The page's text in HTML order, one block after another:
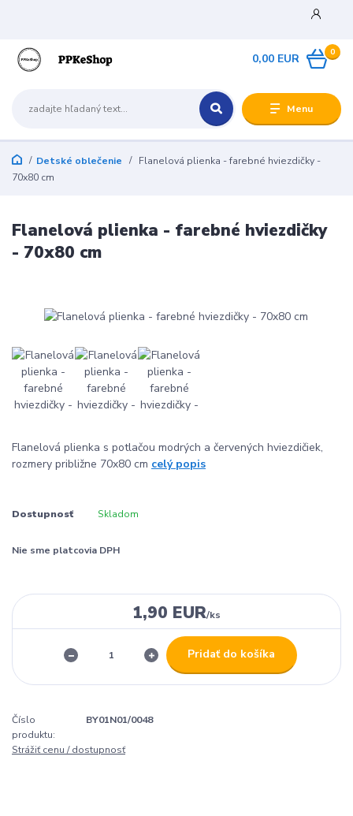
Menu
0
0,00 EUR
Detské oblečenie
Flanelová plienka - farebné hviezdičky -
70x80 cm
Flanelová plienka - farebné hviezdičky
- 70x80 cm
Flanelová plienka s potlačou modrých a červených hviezdičiek,
rozmery približne 70x80 cm celý popis
Dostupnosť Skladom
Nie sme platcovia DPH
1,90 EUR/ks
Pridať do košíka
Číslo
produktu:
BY01N01/0048
Strážiť cenu / dostupnosť